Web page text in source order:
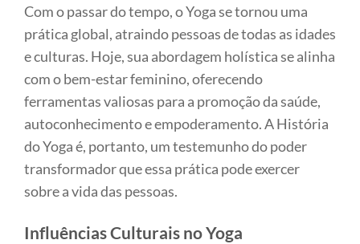
Com o passar do tempo, o Yoga se tornou uma
prática global, atraindo pessoas de todas as idades
e culturas. Hoje, sua abordagem holística se alinha
com o bem-estar feminino, oferecendo
ferramentas valiosas para a promoção da saúde,
autoconhecimento e empoderamento. A História
do Yoga é, portanto, um testemunho do poder
transformador que essa prática pode exercer
sobre a vida das pessoas.
Influências Culturais no Yoga